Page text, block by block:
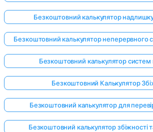
Безкоштовний калькулятор
Безкоштовний калькулятор неперервного
Безкоштовний калькулятор систем
Безкоштовний Калькулятор
Безкоштовний калькулятор для
Безкоштовний калькулятор збіжності